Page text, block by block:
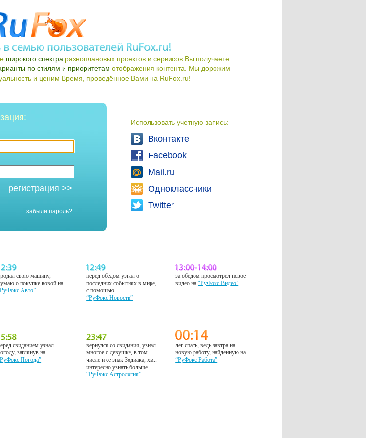
широкого спектра разноплановых проектов и сервисов Вы получаете
по стилям и приоритетам отображения контента. Мы дорожим
и ценим Время, проведённое Вами на RuFox.ru!
Использовать учетную запись:
Вконтакте
Facebook
Mail.ru
Одноклассники
Twitter
регистрация >>
забыли пароль?
свою машину,
о покупке новой на
Авто”
перед обедом узнал о
последних событиях в мире,
с помошью
“РуФокс Новости”
за обедом просмотрел новое
видео на“РуФокс Видео”
свиданием узнал
заглянув на
Погода”
вернулся со свидания, узнал
многое о девушке, в том
числе и ее знак Зодиака, хм..
интересно узнать больше
“РуФокс Астрология”
лег спать, ведь завтра на
новую работу, найденную на
“РуФокс Работа”